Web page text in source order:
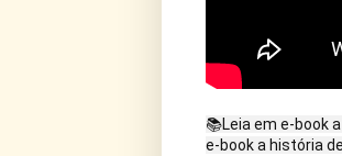
📚Leia em e-book
e-book a história